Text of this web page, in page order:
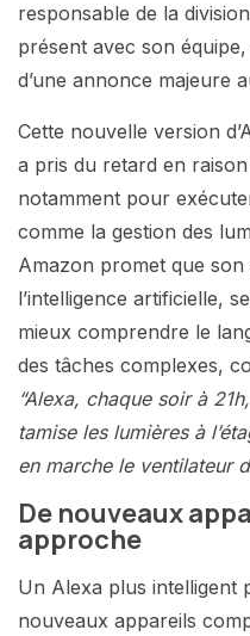
responsable de la
présent avec son
d’une annonce majeure
Cette nouvelle version
a pris du retard en
notamment pour
comme la gestion des
Amazon promet que
l’intelligence artificielle,
mieux comprendre le
des tâches complexes,
“Alexa, chaque soir à
tamise les lumières à
en marche le ventilateur
De nouveaux
approche
Un Alexa plus intelligent
nouveaux appareils